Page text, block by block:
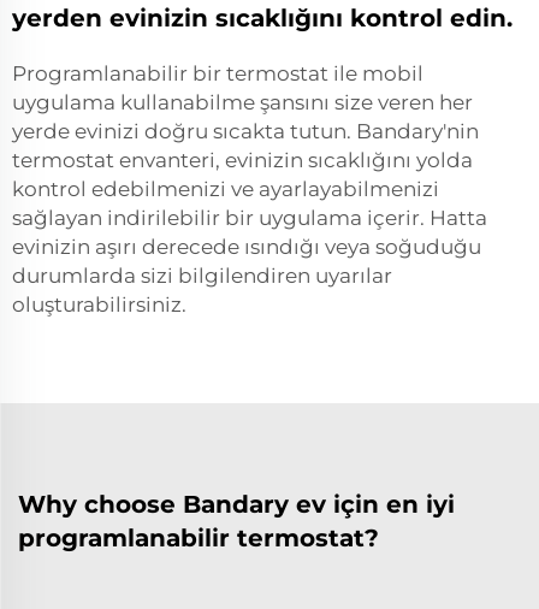
yerden evinizin sıcaklığını kontrol edin.
Programlanabilir bir termostat ile mobil
uygulama kullanabilme şansını size veren her
yerde evinizi doğru sıcakta tutun. Bandary'nin
termostat envanteri, evinizin sıcaklığını yolda
kontrol edebilmenizi ve ayarlayabilmenizi
sağlayan indirilebilir bir uygulama içerir. Hatta
evinizin aşırı derecede ısındığı veya soğuduğu
durumlarda sizi bilgilendiren uyarılar
oluşturabilirsiniz.
Why choose Bandary ev için en iyi
programlanabilir termostat?